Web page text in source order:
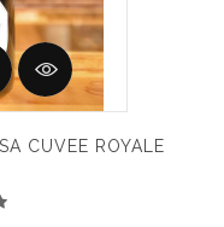
CUVEE ROYALE